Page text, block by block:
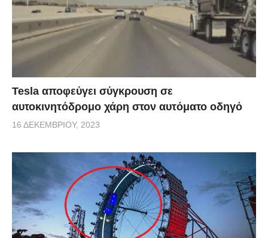
Tesla αποφεύγει σύγκρουση σε
αυτοκινητόδρομο χάρη στον αυτόματο οδηγό
16 ΔΕΚΕΜΒΡΊΟΥ, 2023